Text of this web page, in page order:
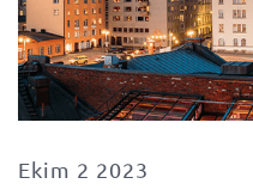
Ekim 2 2023